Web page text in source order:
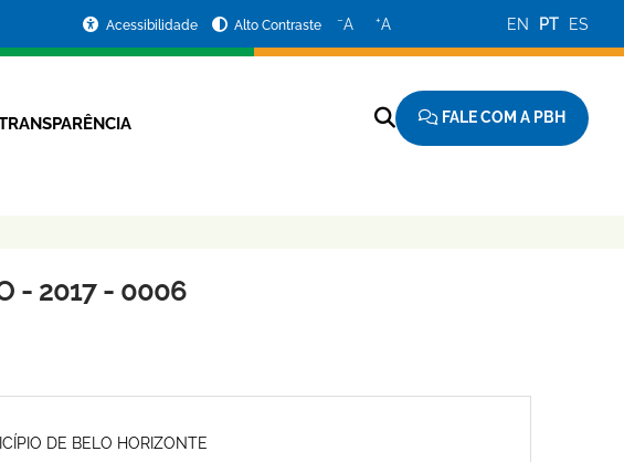
Acessibilidade Alto Contraste −A +A EN PT ES
FALE COM A PBH
- 2017 - 0006
DE BELO HORIZONTE